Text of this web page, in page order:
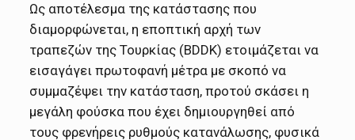
Ως αποτέλεσμα της κατάστασης που
διαμορφώνεται, η εποπτική αρχή των
τραπεζών της Τουρκίας (BDDK) ετοιμάζεται να
εισαγάγει πρωτοφανή μέτρα με σκοπό να
συμμαζέψει την κατάσταση, προτού σκάσει η
μεγάλη φούσκα που έχει δημιουργηθεί από
τους φρενήρεις ρυθμούς κατανάλωσης, φυσικά